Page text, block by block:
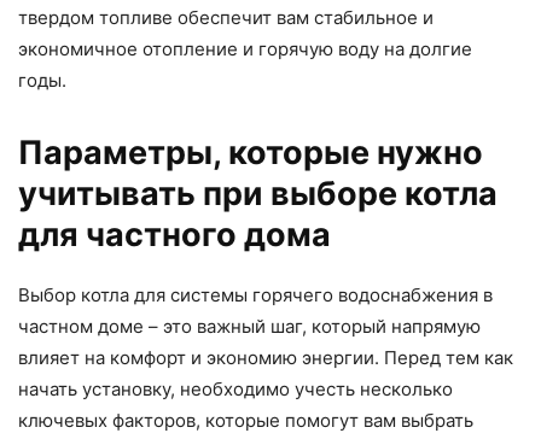
твердом топливе обеспечит вам стабильное и
экономичное отопление и горячую воду на долгие
годы.
Параметры, которые нужно
учитывать при выборе котла
для частного дома
Выбор котла для системы горячего водоснабжения в
частном доме – это важный шаг, который напрямую
влияет на комфорт и экономию энергии. Перед тем как
начать установку, необходимо учесть несколько
ключевых факторов, которые помогут вам выбрать